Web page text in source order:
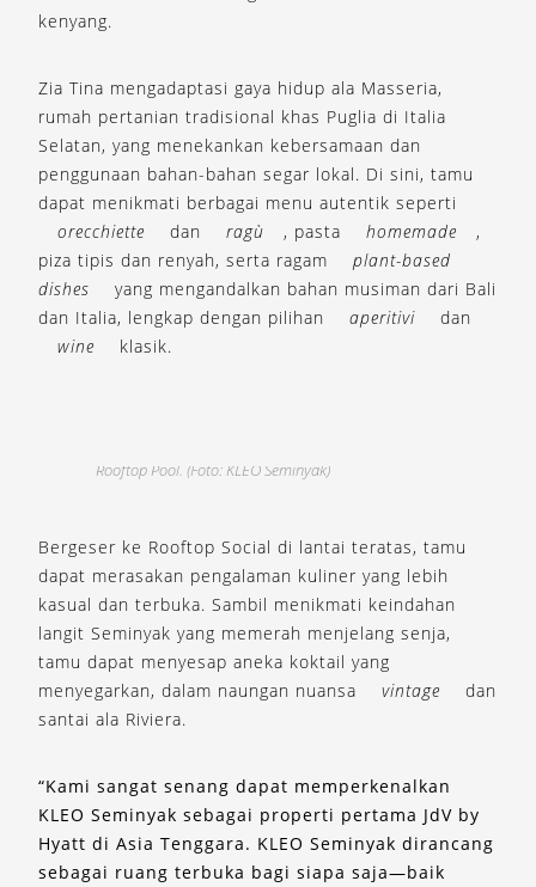
kenyang.
Zia Tina mengadaptasi gaya hidup ala Masseria,
rumah pertanian tradisional khas Puglia di Italia
Selatan, yang menekankan kebersamaan dan
penggunaan bahan-bahan segar lokal. Di sini, tamu
dapat menikmati berbagai menu autentik seperti
orecchiette
dan ragù , pasta homemade
,
piza tipis dan renyah, serta ragam
plant-based
dishes
yang mengandalkan bahan musiman dari Bali
dan Italia, lengkap dengan pilihan
aperitivi
dan
wine
klasik.
Rooftop Pool. (Foto: KLEO Seminyak)
Bergeser ke Rooftop Social di lantai teratas, tamu
dapat merasakan pengalaman kuliner yang lebih
kasual dan terbuka. Sambil menikmati keindahan
langit Seminyak yang memerah menjelang senja,
tamu dapat menyesap aneka koktail yang
menyegarkan, dalam naungan nuansa
vintage
dan
santai ala Riviera.
“Kami sangat senang dapat memperkenalkan
KLEO Seminyak sebagai properti pertama JdV by
Hyatt di Asia Tenggara. KLEO Seminyak dirancang
sebagai ruang terbuka bagi siapa saja—baik